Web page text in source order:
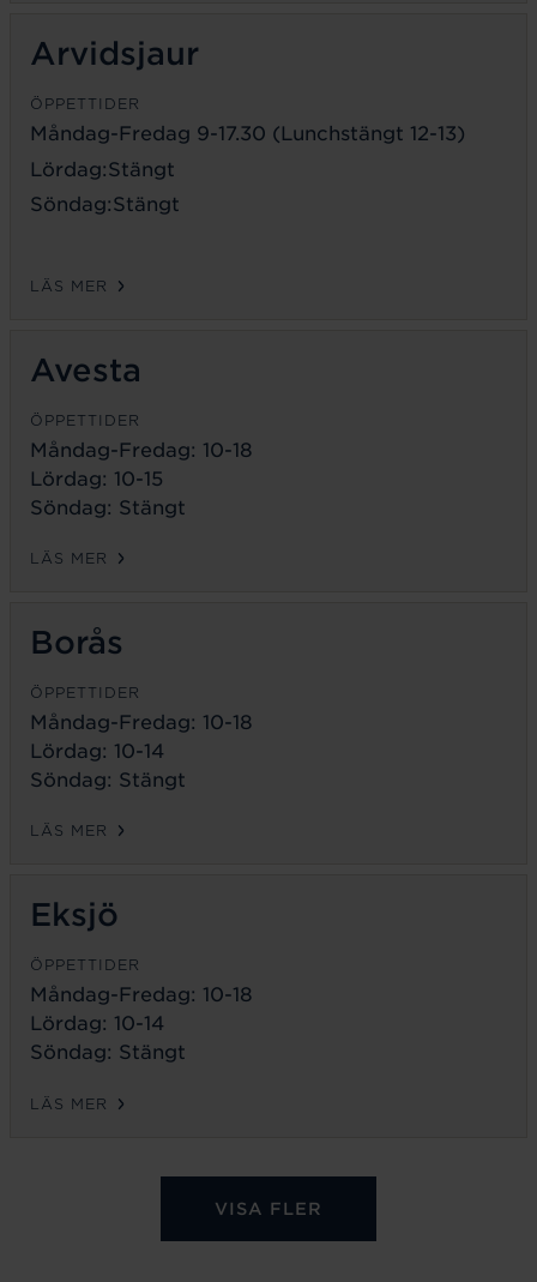
Arvidsjaur
ÖPPETTIDER
Måndag-Fredag 9-17.30 (Lunchstängt 12-13)
Lördag:Stängt
Söndag:Stängt
LÄS MER
Avesta
ÖPPETTIDER
Måndag-Fredag: 10-18
Lördag: 10-15
Söndag: Stängt
LÄS MER
Borås
ÖPPETTIDER
Måndag-Fredag: 10-18
Lördag: 10-14
Söndag: Stängt
LÄS MER
Eksjö
ÖPPETTIDER
Måndag-Fredag: 10-18
Lördag: 10-14
Söndag: Stängt
LÄS MER
VISA FLER